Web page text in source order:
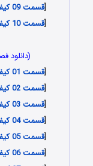
[قسمت 09 کیفیت 1080p
[قسمت 10 کیفیت 1080p
(دانلود
[قسمت 01 کیفیت 1080p
[قسمت 02 کیفیت 1080p
[قسمت 03 کیفیت 1080p
[قسمت 04 کیفیت 1080p
[قسمت 05 کیفیت 1080p
[قسمت 06 کیفیت 1080p